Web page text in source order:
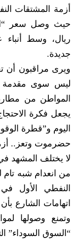
أزمة المشتقات
ريال، وسط أنباء
جديدة.
ويرى مراقبون أن
ليس سوى مقدمة
المواطن من
يجعل فكرة
اليوم و”قطرة
حضرموت وتعز..
لا يختلف المشهد
من انعدام شبه تام
النفطي الأول
اتهامات الشارع
وتمنع وصولها
“السوق السوداء”